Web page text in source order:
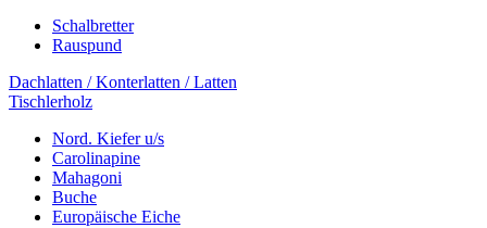
Schalbretter
Rauspund
Dachlatten / Konterlatten / Latten
Tischlerholz
Nord. Kiefer u/s
Carolinapine
Mahagoni
Buche
Europäische Eiche